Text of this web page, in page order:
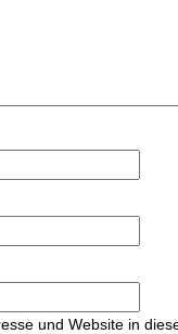
und Website in